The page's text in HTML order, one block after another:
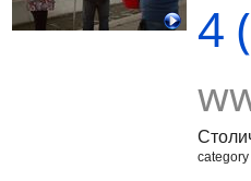
4
category